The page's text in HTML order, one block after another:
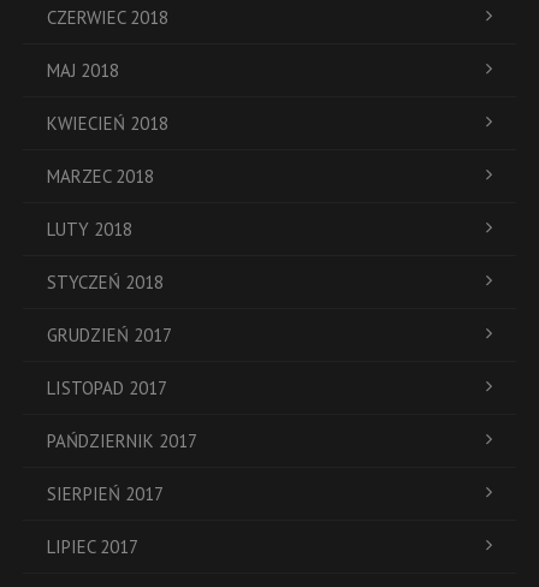
CZERWIEC 2018
MAJ 2018
KWIECIEŃ 2018
MARZEC 2018
LUTY 2018
STYCZEŃ 2018
GRUDZIEŃ 2017
LISTOPAD 2017
PAŃDZIERNIK 2017
SIERPIEŃ 2017
LIPIEC 2017